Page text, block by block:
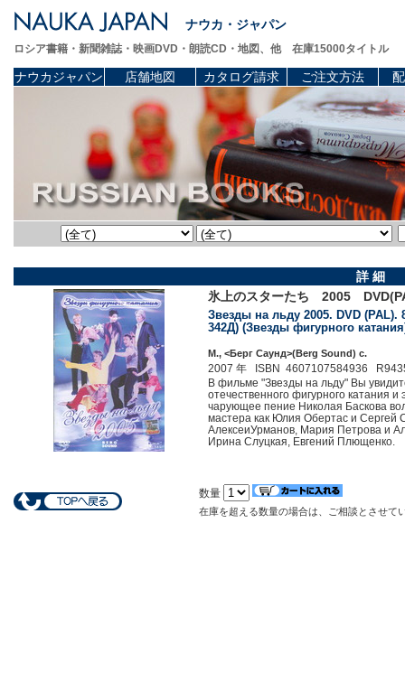
ナウカ・ジャパン
ロシア書籍・新聞雑誌・映画DVD・朗読CD・地図、他 在庫15000タイトル
ナウカジャパン 店舗地図 カタログ請求 ご注文方法
詳 細
氷上のスターたち 2005
Звезды на льду 2005. DVD
342Д) (Звезды фигурного
М., <Берг Саунд>(Berg Sound) c.
2007 年 ISBN 4607107584936
В фильме "Звезды на льду" Вы
отечественного фигурного катания
чарующее пение Николая Баскова
мастера как Юлия Обертас и Сергей
АлексеиУрманов, Мария Петрова и
Ирина Слуцкая, Евгений Плющенко.
数量
在庫を超える数量の場合は、ご相談とさせて